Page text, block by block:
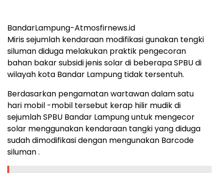
BandarLampung-Atmosfirnews.id
Miris sejumlah kendaraan modifikasi gunakan tengki
siluman diduga melakukan praktik pengecoran
bahan bakar subsidi jenis solar di beberapa SPBU di
wilayah kota Bandar Lampung tidak tersentuh.
Berdasarkan pengamatan wartawan dalam satu
hari mobil -mobil tersebut kerap hilir mudik di
sejumlah SPBU Bandar Lampung untuk mengecor
solar menggunakan kendaraan tangki yang diduga
sudah dimodifikasi dengan mengunakan Barcode
siluman .